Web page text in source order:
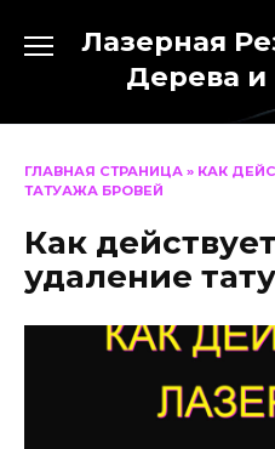
содержанию
Лазерная
Дерева и
ГЛАВНАЯ СТРАНИЦА » КАК
ТАТУАЖА БРОВЕЙ
Как
удаление